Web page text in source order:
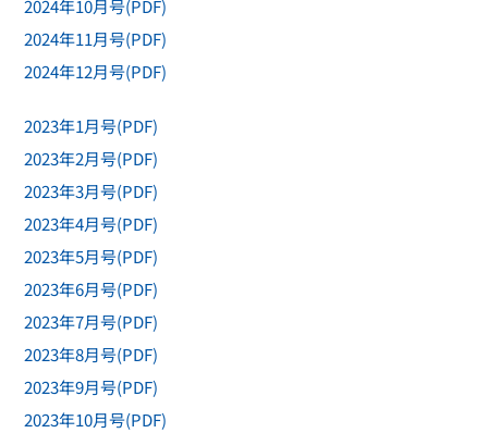
2024年10月号(PDF)
2024年11月号(PDF)
2024年12月号(PDF)
2023年1月号(PDF)
2023年2月号(PDF)
2023年3月号(PDF)
2023年4月号(PDF)
2023年5月号(PDF)
2023年6月号(PDF)
2023年7月号(PDF)
2023年8月号(PDF)
2023年9月号(PDF)
2023年10月号(PDF)